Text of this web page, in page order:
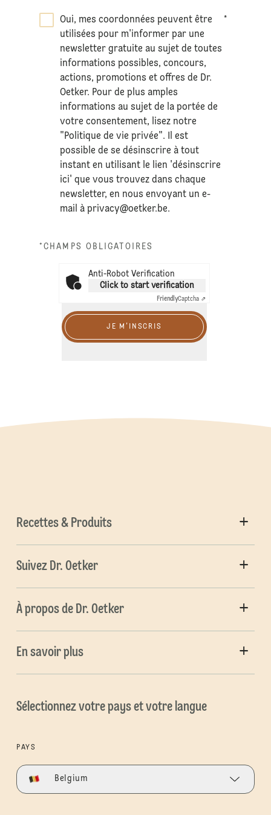
Oui, mes coordonnées peuvent être
utilisées pour m'informer par une
newsletter gratuite au sujet de toutes
informations possibles, concours,
actions, promotions et offres de Dr.
Oetker. Pour de plus amples
informations au sujet de la portée de
votre consentement, lisez notre
"Politique de vie privée". Il est
possible de se désinscrire à tout
instant en utilisant le lien 'désinscrire
ici' que vous trouvez dans chaque
newsletter, en nous envoyant un e-
mail àprivacy@oetker.be.
*
*CHAMPS OBLIGATOIRES
Anti-Robot Verification
Click to start verification
FriendlyCaptcha ⇗
JE M'INSCRIS
Recettes & Produits
Suivez Dr. Oetker
À propos de Dr. Oetker
En savoir plus
Sélectionnez votre pays et votre langue
PAYS
Belgium